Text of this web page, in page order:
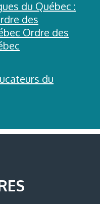
du Québec :
des
Ordre des
du